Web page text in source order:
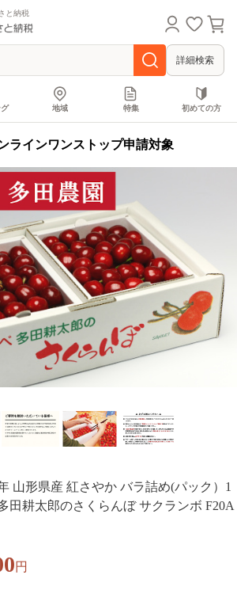
と納税
詳細検索
グ 地域 特集 初めての方
ラインワンストップ申請対象
山形県産 紅さやか バラ詰め(パック）1
田耕太郎のさくらんぼ サクランボ F20A
円